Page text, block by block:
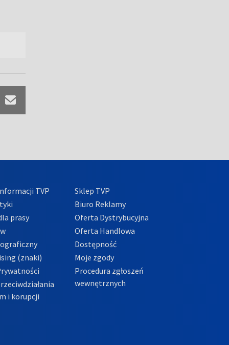
TVP
prasy
(znaki)
i korupcji
Sklep TVP
Biuro Reklamy
Oferta Dystrybucyjna
Oferta Handlowa
Dostępność
Moje zgody
Procedura zgłoszeń
wewnętrznych